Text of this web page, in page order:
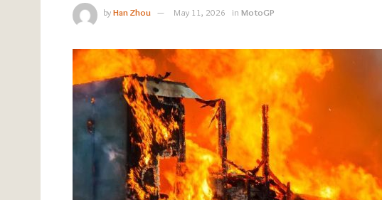
byHan Zhou May 11, 2026 in MotoGP